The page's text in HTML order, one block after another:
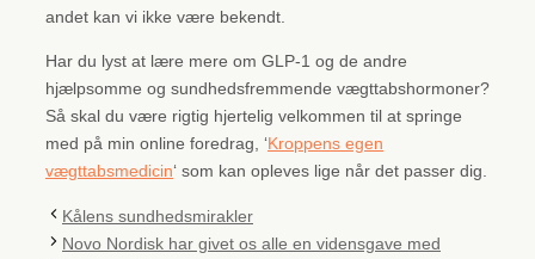
andet kan vi ikke være bekendt.
Har du lyst at lære mere om GLP-1 og de andre
hjælpsomme og sundhedsfremmende vægttabshormoner?
Så skal du være rigtig hjertelig velkommen til at springe
med på min online foredrag, ‘Kroppens egen
vægttabsmedicin‘ som kan opleves lige når det passer dig.
Kålens sundhedsmirakler
Novo Nordisk har givet os alle en vidensgave med